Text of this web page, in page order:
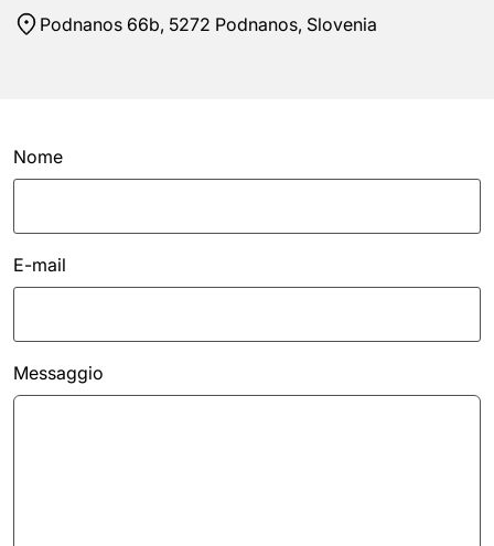
Podnanos 66b, 5272 Podnanos, Slovenia
Nome
E-mail
Messaggio